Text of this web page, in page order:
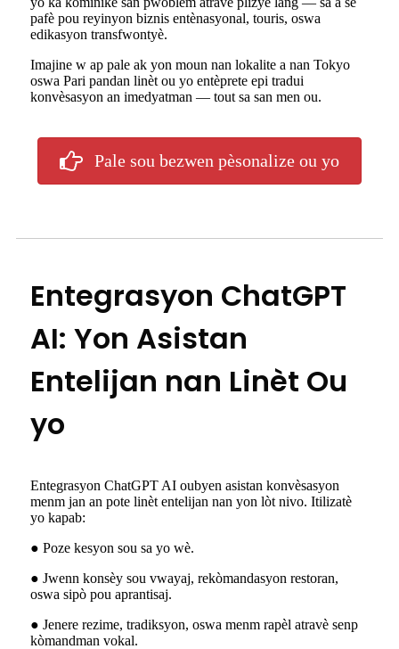
pafè pou reyinyon biznis entènasyonal, touris, oswa
edikasyon transfwontyè.
Imajine w ap pale ak yon moun nan lokalite a nan Tokyo
oswa Pari pandan linèt ou yo entèprete epi tradui
konvèsasyon an imedyatman — tout sa san men ou.
Pale sou bezwen pèsonalize ou yo
Entegrasyon ChatGPT
AI: Yon Asistan
Entelijan nan Linèt Ou
yo
Entegrasyon ChatGPT AI oubyen asistan konvèsasyon
menm jan an pote linèt entelijan nan yon lòt nivo. Itilizatè
yo kapab:
● Poze kesyon sou sa yo wè.
● Jwenn konsèy sou vwayaj, rekòmandasyon restoran,
oswa sipò pou aprantisaj.
● Jenere rezime, tradiksyon, oswa menm rapèl atravè senp
kòmandman vokal.